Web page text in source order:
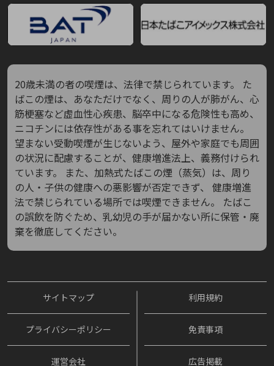
20歳未満の者の喫煙は、法律で禁じられています。
た
ばこの煙は、あなただけでなく、周りの人が肺がん、心
筋梗塞など虚血性心疾患、脳卒中になる危険性も高め、
ニコチンには依存性がある事を忘れてはいけません。
望まない受動喫煙が生じないよう、屋外や家庭でも周囲
の状況に配慮することが、健康増進法上、義務付けられ
ています。
また、加熱式たばこの煙（蒸気）は、周り
の人・子供の健康への悪影響が否定できず、
健康増進
法で禁じられている場所では喫煙できません。
たばこ
の誤飲を防ぐため、乳幼児の手が届かない所に保管・廃
棄を徹底してください。
サイトマップ 利用規約
プライバシーポリシー 免責事項
運営会社 広告掲載